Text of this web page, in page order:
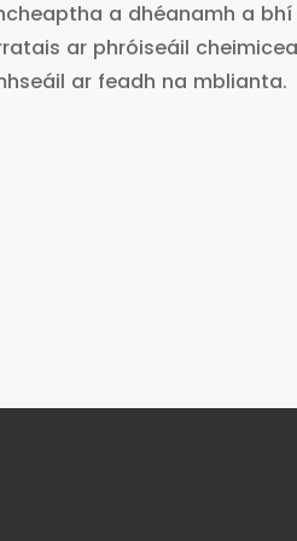
a dhéanamh a bhí
ar phróiseáil
ar feadh na mblianta.